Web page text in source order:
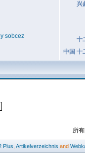
兴
十
中国 十
sobcez
所
Plus Artikelverzeichnis and